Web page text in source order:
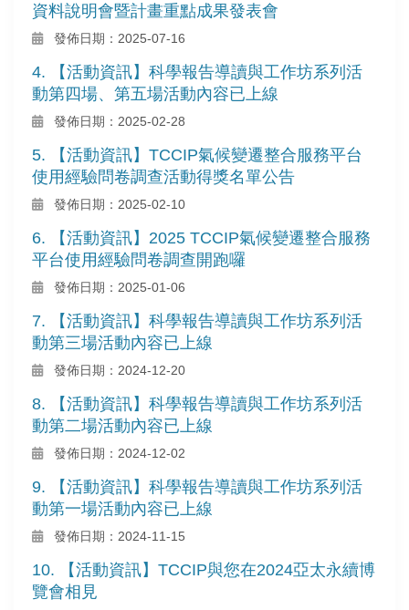
資料說明會暨計畫重點成果發表會
發佈日期：2025-07-16
4. 【活動資訊】科學報告導讀與工作坊系列活
動第四場、第五場活動內容已上線
發佈日期：2025-02-28
5. 【活動資訊】TCCIP氣候變遷整合服務平台
使用經驗問卷調查活動得獎名單公告
發佈日期：2025-02-10
6. 【活動資訊】2025 TCCIP氣候變遷整合服務
平台使用經驗問卷調查開跑囉
發佈日期：2025-01-06
7. 【活動資訊】科學報告導讀與工作坊系列活
動第三場活動內容已上線
發佈日期：2024-12-20
8. 【活動資訊】科學報告導讀與工作坊系列活
動第二場活動內容已上線
發佈日期：2024-12-02
9. 【活動資訊】科學報告導讀與工作坊系列活
動第一場活動內容已上線
發佈日期：2024-11-15
10. 【活動資訊】TCCIP與您在2024亞太永續博
覽會相見